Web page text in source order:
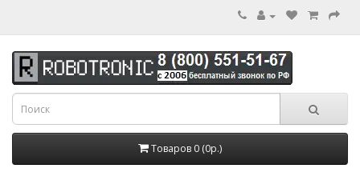
Товаров 0 (0р.)